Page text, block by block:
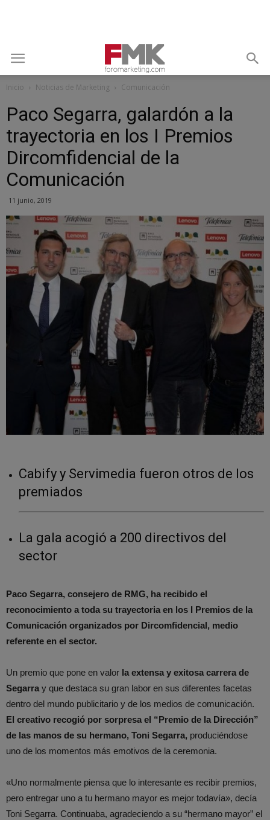
Inicio Noticias de Marketing Comunicación
Paco Segarra, galardón a la
trayectoria en los I Premios
Dircomfidencial de la
Comunicación
11 junio, 2019
Cabify y Servimedia fueron otros de los
premiados
La gala acogió a 200 directivos del
sector
Paco Segarra, consejero de RMG, ha recibido el
reconocimiento a toda su trayectoria en los I Premios de la
Comunicación organizados por Dircomfidencial, medio
referente en el sector.
Un premio que pone en valor la extensa y exitosa carrera de
Segarra y que destaca su gran labor en sus diferentes facetas
dentro del mundo publicitario y de los medios de comunicación.
El creativo recogió por sorpresa el “Premio de la Dirección”
de las manos de su hermano, Toni Segarra, produciéndose
uno de los momentos más emotivos de la ceremonia.
«Uno normalmente piensa que lo interesante es recibir premios,
pero entregar uno a tu hermano mayor es mejor todavía», decía
Toni Segarra. Continuaba, agradeciendo a su “hermano mayor” el